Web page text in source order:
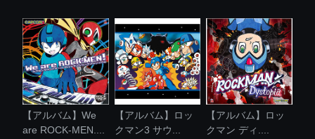
【アルバム】We
are ROCK-MEN....
【アルバム】ロッ
クマン3 サウ...
【アルバム】ロッ
クマン ディ....